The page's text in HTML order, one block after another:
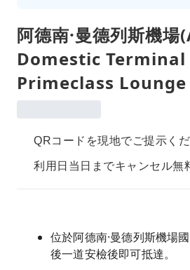
阿德南·曼德列斯機場
Domestic Terminal
Primeclass Lounge
QRコードを現地でご提示く
利用日当日までキャンセル無
位於阿德南·曼德列斯機場
後一道安檢後即可抵達。